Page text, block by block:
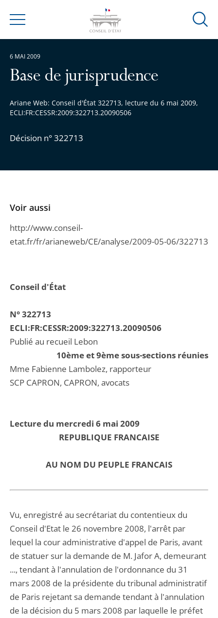
Menu
Ouvrir
Base de jurisprudence
Ariane Web: Conseil d'État 322713, lecture du 6 mai 2009,
ECLI:FR:CESSR:2009:322713.20090506
Décision n° 322713
6 MAI 2009
Conseil d'État
N° 322713
ECLI:FR:CESSR:2009:322713.20090506
Publié au recueil Lebon
10ème et 9ème sous-sections réunies
Mme Fabienne Lambolez, rapporteur
SCP CAPRON, CAPRON, avocats
Lecture du mercredi 6 mai 2009
REPUBLIQUE FRANCAISE
AU NOM DU PEUPLE FRANCAIS
Vu, enregistré au secrétariat du contentieux du
Conseil d'Etat le 26 novembre 2008, l'arrêt par
lequel la cour administrative d'appel de Paris, avant
de statuer sur la demande de M. Jafor A, demeurant
..., tendant à l'annulation de l'ordonnance du 31
mars 2008 de la présidente du tribunal administratif
de Paris rejetant sa demande tendant à l'annulation
de la décision du 5 mars 2008 par laquelle le préfet
Voir aussi
http://www.conseil-
etat.fr/fr/arianeweb/CE/analyse/2009-05-06/322713